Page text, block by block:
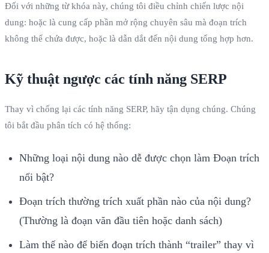
Đối với những từ khóa này, chúng tôi điều chỉnh chiến lược nội
dung: hoặc là cung cấp phần mở rộng chuyên sâu mà đoạn trích
không thể chứa được, hoặc là dẫn dắt đến nội dung tổng hợp hơn.
Kỹ thuật ngược các tính năng SERP
Thay vì chống lại các tính năng SERP, hãy tận dụng chúng. Chúng
tôi bắt đầu phân tích có hệ thống:
Những loại nội dung nào dễ được chọn làm Đoạn trích
nổi bật?
Đoạn trích thường trích xuất phần nào của nội dung?
(Thường là đoạn văn đầu tiên hoặc danh sách)
Làm thế nào để biến đoạn trích thành “trailer” thay vì